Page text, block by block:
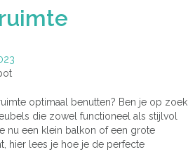
optimaal benutten? Ben je op zoek
die zowel functioneel als stijlvol
nu een klein balkon of een grote
hier lees je hoe je de perfecte